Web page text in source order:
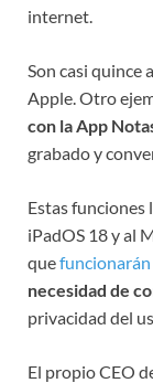
internet.
Son casi quince
Apple. Otro
con la App
grabado y
Estas funciones
iPadOS 18 y al
que
necesidad de
privacidad del
El propio CEO